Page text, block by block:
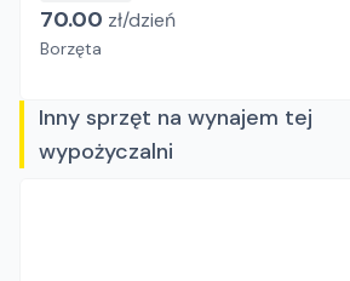
70.00 zł/dzień
Borzęta
Inny sprzęt na wynajem tej
wypożyczalni